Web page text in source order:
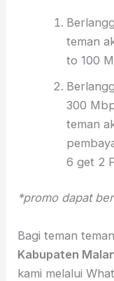
teman
to 100
300
teman
6 get 2
*promo dapat
Bagi teman
Kabupaten
kami melalui